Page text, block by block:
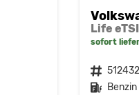
sofort
Fahrzeugnr.
Kraftstoff Benzin